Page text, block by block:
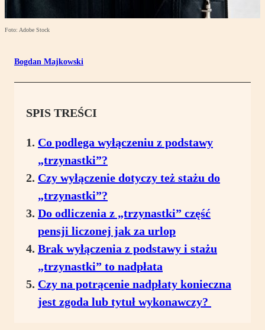
Foto: Adobe Stock
Bogdan Majkowski
SPIS TREŚCI
Co podlega wyłączeniu z podstawy
„trzynastki”?
Czy wyłączenie dotyczy też stażu do
„trzynastki”?
Do odliczenia z „trzynastki” część
pensji liczonej jak za urlop
Brak wyłączenia z podstawy i stażu
„trzynastki” to nadpłata
Czy na potrącenie nadpłaty konieczna
jest zgoda lub tytuł wykonawczy?